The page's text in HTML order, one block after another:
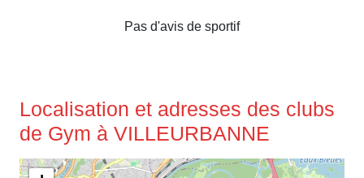
Pas d'avis de sportif
Localisation et adresses des clubs
de Gym à VILLEURBANNE